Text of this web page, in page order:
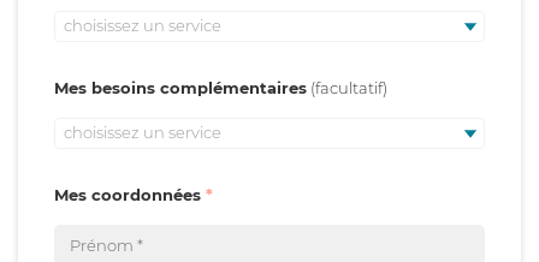
choisissez un service
Mes besoins complémentaires
choisissez un service
Mes coordonnées